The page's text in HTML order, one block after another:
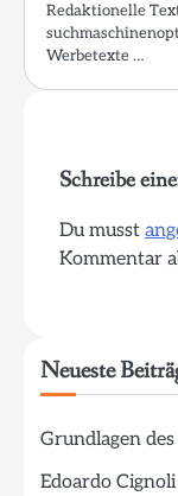
Redaktionelle
Werbetexte …
Schreibe
Du musst
Kommentar
Neueste
Grundlagen
Edoardo